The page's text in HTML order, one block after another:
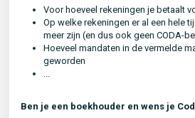
Voor hoeveel rekeningen je betaalt
Op welke rekeningen er al een hele
meer zijn (en dus ook geen CODA-
Hoeveel mandaten in de vermelde
geworden
...
Ben je een boekhouder en wens je